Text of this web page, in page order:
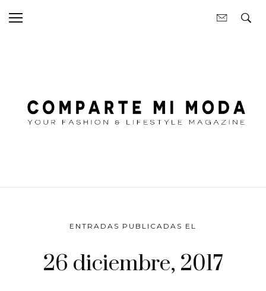
ENTRADAS PUBLICADAS EL
26 diciembre, 2017